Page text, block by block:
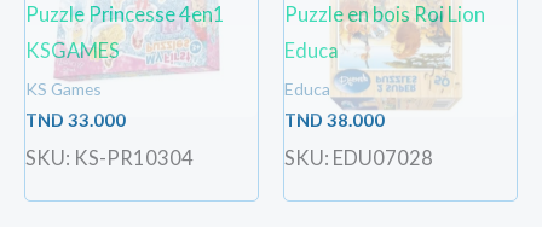
Puzzle Princesse 4en1
KSGAMES
KS Games
TND 33.000
SKU: KS-PR10304
Puzzle en bois Roi Lion
Educa
Educa
TND 38.000
SKU: EDU07028